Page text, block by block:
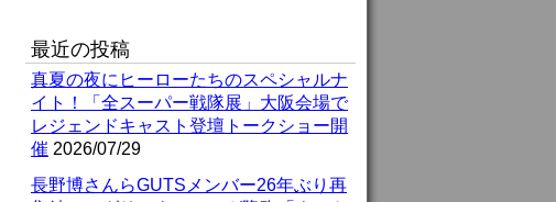
最近の投稿
真夏の夜にヒーローたちのスペシャルナ
イト！「全スーパー戦隊展」大阪会場で
レジェンドキャスト登壇トークショー開
催 2026/07/29
長野博さんらGUTSメンバー26年ぶり再